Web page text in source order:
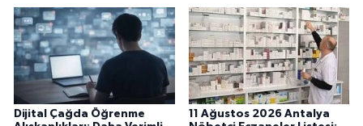
Dijital Çağda Öğrenme
11 Ağustos 2026 Antalya